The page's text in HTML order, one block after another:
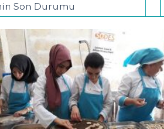
Son Durumu